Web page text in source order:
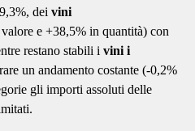
dei vini
e +38,5% in quantità) con
restano stabili i vini i
un andamento costante (-0,2%
gli importi assoluti delle